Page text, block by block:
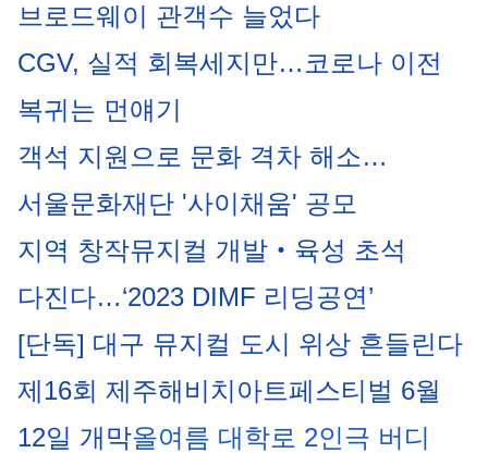
브로드웨이 관객수 늘었다
CGV, 실적 회복세지만…코로나 이전
복귀는 먼얘기
객석 지원으로 문화 격차 해소…
서울문화재단 '사이채움' 공모
지역 창작뮤지컬 개발‧육성 초석
다진다…‘2023 DIMF 리딩공연’
[단독] 대구 뮤지컬 도시 위상 흔들린다
제16회 제주해비치아트페스티벌 6월
12일 개막올여름 대학로 2인극 버디